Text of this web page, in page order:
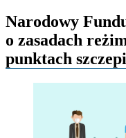
Narodowy
o zasadach
punktach